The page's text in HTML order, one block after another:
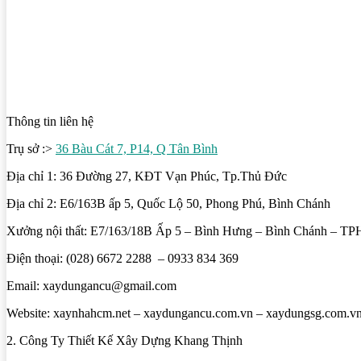
Thông tin liên hệ
Trụ sở :> 36 Bàu Cát 7, P14, Q Tân Bình
Địa chỉ 1: 36 Đường 27, KĐT Vạn Phúc, Tp.Thủ Đức
Địa chỉ 2: E6/163B ấp 5, Quốc Lộ 50, Phong Phú, Bình Chánh
Xưởng nội thất: E7/163/18B Ấp 5 – Bình Hưng – Bình Chánh –
Điện thoại: (028) 6672 2288 – 0933 834 369
Email: xaydungancu@gmail.com
Website: xaynhahcm.net – xaydungancu.com.vn – xaydungsg.com.vn
2. Công Ty Thiết Kế Xây Dựng Khang Thịnh